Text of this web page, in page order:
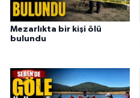
Mezarlıkta bir kişi ölü
bulundu